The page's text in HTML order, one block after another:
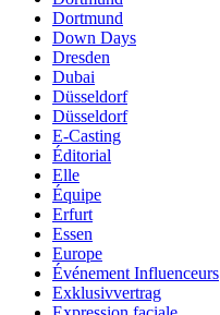
Dortmund
Down Days
Dresden
Dubai
Düsseldorf
Düsseldorf
E-Casting
Éditorial
Elle
Équipe
Erfurt
Essen
Europe
Événement Influenceurs
Exklusivvertrag